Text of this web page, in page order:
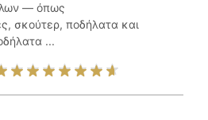
— όπως
σκούτερ, ποδήλατα και
...